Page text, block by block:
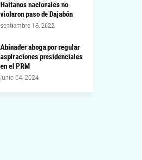
Haitanos nacionales no
violaron paso de Dajabón
septiembre 18, 2022
Abinader aboga por regular
aspiraciones presidenciales
en el PRM
junio 04, 2024